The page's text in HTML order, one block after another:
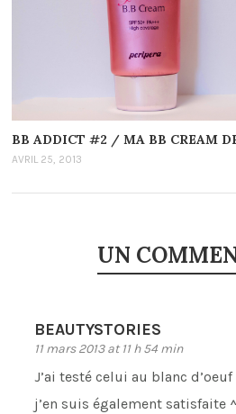
BB ADDICT #2 / MA BB CREAM
AVRIL 25, 2013
UN
BEAUTYSTORIES
11 mars 2013 at 11 h 54 min
J’ai testé celui au blanc
j’en suis également satisfaite